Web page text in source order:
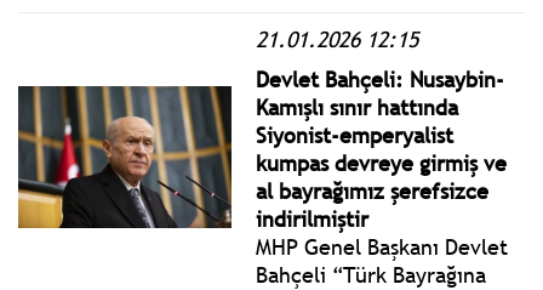
yangını faciasının
yıldönümünde olayla ilgili
soru önergelerinin yanıtsız
kaldığına dikkat çekti.
21.01.2026 12:15
Devlet Bahçeli: Nusaybin-
Kamışlı sınır hattında
Siyonist-emperyalist
kumpas devreye girmiş ve
al bayrağımız şerefsizce
indirilmiştir
MHP Genel Başkanı Devlet
Bahçeli “Türk Bayrağına